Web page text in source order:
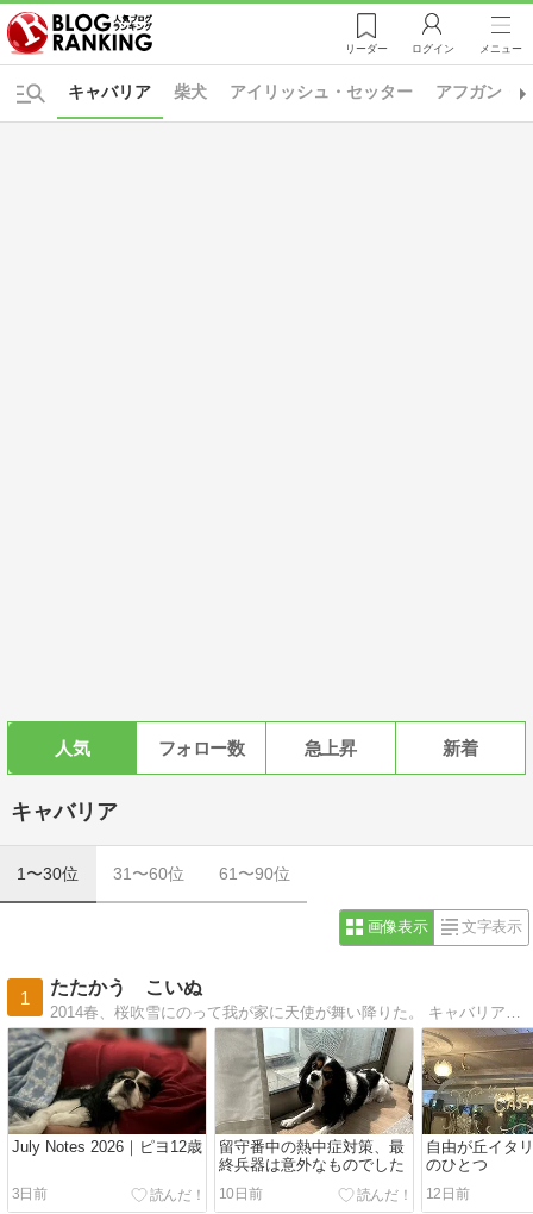
リーダー ログイン メニュー
柴犬 アイリッシュ・セッター アフガン・
キャバリア
人気 フォロー数 急上昇 新着
キャバリア
1〜30位 31〜60位 61〜90位
画像表示 文字表示
1
たたかう こいぬ
July Notes 2026｜ピヨ12歳
3日前
留守番中の熱中症対策、最
終兵器は意外なものでした
10日前
自由が丘イタ
のひとつ
12日前